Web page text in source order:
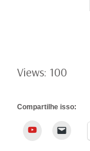
Views: 100
Compartilhe isso:
YouTube